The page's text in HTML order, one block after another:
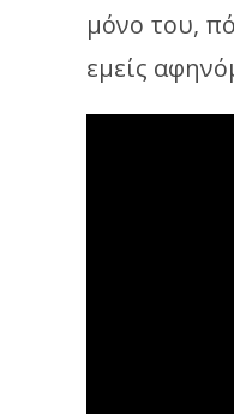
μόνο του,
εμείς